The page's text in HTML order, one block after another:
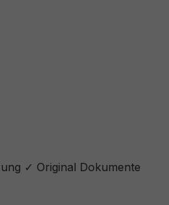
✓ Original Dokumente